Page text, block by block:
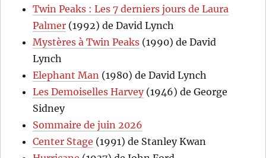
Twin Peaks : Les 7 derniers jours de Laura
Palmer (1992) de David Lynch
Mystères à Twin Peaks (1990) de David
Lynch
Elephant Man (1980) de David Lynch
Les Demoiselles Harvey(1946) de George
Sidney
Sommaire de juin 2026
Center Stage (1991) de Stanley Kwan